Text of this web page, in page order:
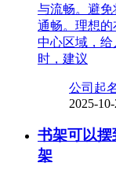
与流畅。避
通畅。理想
中心区域，
时，建议
公司起
2025-
书架可以
架